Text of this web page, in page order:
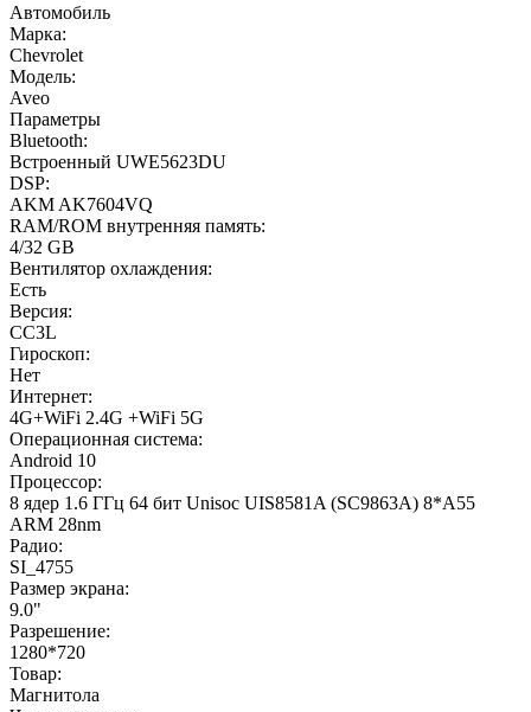
Автомобиль
Марка:
Chevrolet
Модель:
Aveo
Параметры
Bluetooth:
Встроенный UWE5623DU
DSP:
AKM AK7604VQ
RAM/ROM внутренняя память:
4/32 GB
Вентилятор охлаждения:
Есть
Версия:
CC3L
Гироскоп:
Нет
Интернет:
4G+WiFi 2.4G +WiFi 5G
Операционная система:
Android 10
Процессор:
8 ядер 1.6 ГГц 64 бит Unisoc UIS8581A (SC9863A) 8*A55
ARM 28nm
Радио:
SI_4755
Размер экрана:
9.0"
Разрешение:
1280*720
Товар:
Магнитола